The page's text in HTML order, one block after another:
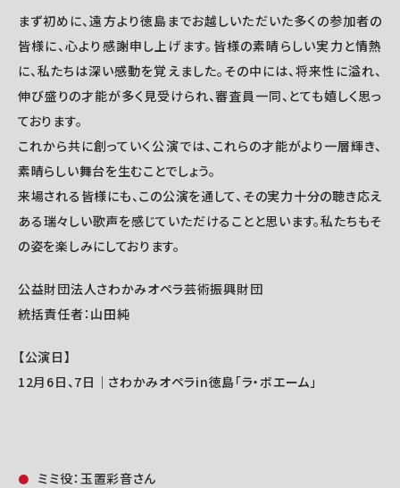
まず初めに、遠方より徳島までお越しいただいた多くの参加者の
皆様に、心より感謝申し上げます。皆様の素晴らしい実力と情熱
に、私たちは深い感動を覚えました。その中には、将来性に溢れ、
伸び盛りの才能が多く見受けられ、審査員一同、とても嬉しく思っ
ております。
これから共に創っていく公演では、これらの才能がより一層輝き、
素晴らしい舞台を生むことでしょう。
来場される皆様にも、この公演を通して、その実力十分の聴き応え
ある瑞々しい歌声を感じていただけることと思います。私たちもそ
の姿を楽しみにしております。
公益財団法人さわかみオペラ芸術振興財団
統括責任者：山田純
【公演日】
12月6日、7日｜さわかみオペラin徳島「ラ・ボエーム」
ミミ役：玉置彩音さん